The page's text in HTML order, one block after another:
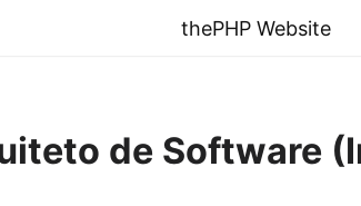
thePHP Website
de Software